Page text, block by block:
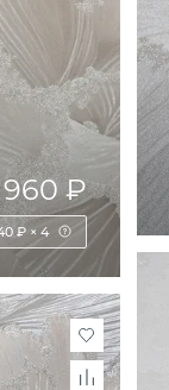
960 ₽
₽ × 4